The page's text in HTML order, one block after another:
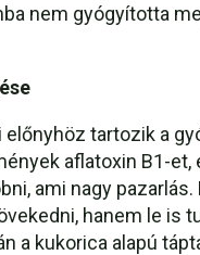
nem gyógyította
tartozik a
aflatoxin B1-
ami nagy
hanem le is
a kukorica alapú